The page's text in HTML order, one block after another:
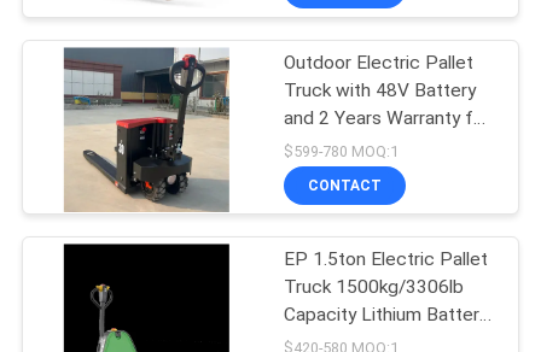
SITEMAP
PRIVACY
POLICY
Handpalletstapelaar
Hydraulische
Handpallettruck
28
Outdoor Electric Pallet
Truck with 48V Battery
and 2 Years Warranty for
Rough Terrain
$599-780 MOQ:1
CONTACT
EP 1.5ton Electric Pallet
Truck 1500kg/3306lb
Capacity Lithium Battery
F5pro for Large Scale
$420-580 MOQ:1